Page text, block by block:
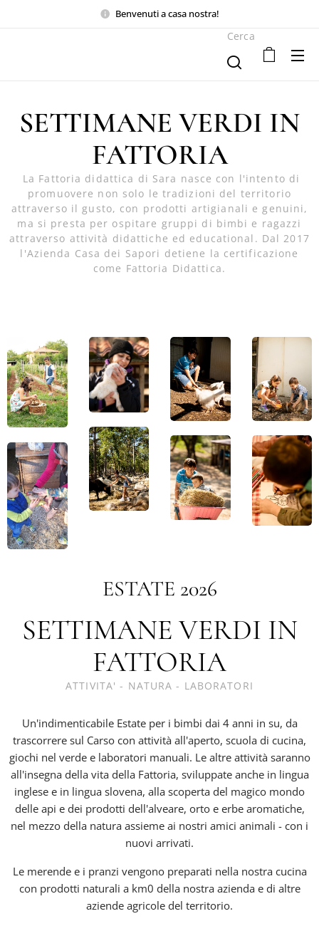
Benvenuti a casa nostra!
Cerca
SETTIMANE VERDI IN
FATTORIA
La Fattoria didattica di Sara nasce con l'intento di
promuovere non solo le tradizioni del territorio
attraverso il gusto, con prodotti artigianali e genuini,
ma si presta per ospitare gruppi di bimbi e ragazzi
attraverso attività didattiche ed educational. Dal 2017
l'Azienda Casa dei Sapori detiene la certificazione
come Fattoria Didattica.
ESTATE 2026
SETTIMANE VERDI IN
FATTORIA
ATTIVITA' - NATURA - LABORATORI
Un'indimenticabile Estate per i bimbi dai 4 anni in su, da
trascorrere sul Carso con attività all'aperto, scuola di cucina,
giochi nel verde e laboratori manuali. Le altre attività saranno
all'insegna della vita della Fattoria, sviluppate anche in lingua
inglese e in lingua slovena, alla scoperta del magico mondo
delle api e dei prodotti dell'alveare, orto e erbe aromatiche,
nel mezzo della natura assieme ai nostri amici animali - con i
nuovi arrivati.
Le merende e i pranzi vengono preparati nella nostra cucina
con prodotti naturali a km0 della nostra azienda e di altre
aziende agricole del territorio.